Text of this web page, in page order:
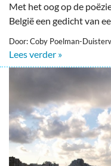
Met het oog op de
België een gedicht van
Door: Coby Poelman-
Lees verder »